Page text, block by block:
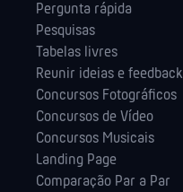
Pergunta rápida
Pesquisas
Tabelas livres
Reunir ideias e feedback
Concursos Fotográficos
Concursos de Vídeo
Concursos Musicais
Landing Page
Comparação Par a Par